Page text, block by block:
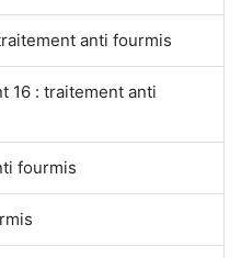
anti fourmis
16 : traitement anti
fourmis